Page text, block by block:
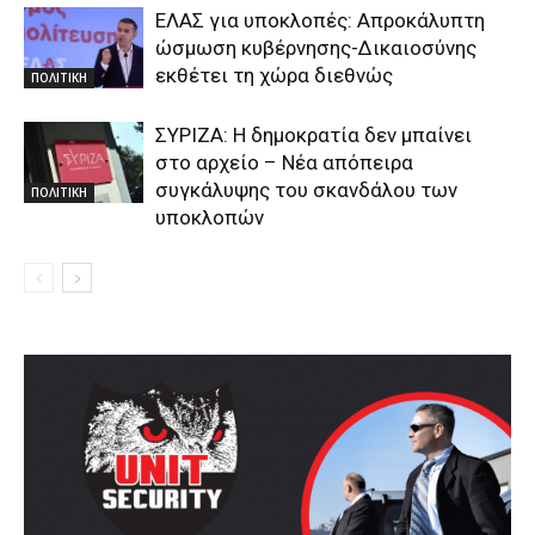
ΠΟΛΙΤΙΚΗ
ΕΛΑΣ για υποκλοπές: Απροκάλυπτη
ώσμωση κυβέρνησης-Δικαιοσύνης
εκθέτει τη χώρα διεθνώς
ΠΟΛΙΤΙΚΗ
ΣΥΡΙΖΑ: Η δημοκρατία δεν μπαίνει
στο αρχείο – Νέα απόπειρα
συγκάλυψης του σκανδάλου των
υποκλοπών